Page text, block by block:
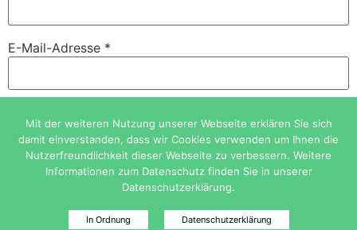
E-Mail-Adresse *
Mit der weiteren Nutzung unserer Webseite erklären Sie sich
damit einverstanden, dass wir Cookies verwenden um Ihnen die
Nutzerfreundlichkeit dieser Webseite zu verbessern. Weitere
Informationen zum Datenschutz finden Sie in unserer
Datenschutzerklärung.
In Ordnung Datenschutzerklärung
Mehr über Cookies erfahren